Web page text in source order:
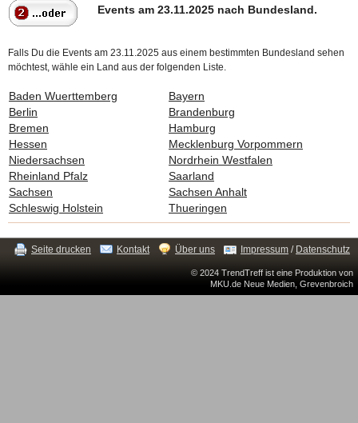
Events am 23.11.2025 nach Bundesland.
Falls Du die Events am 23.11.2025 aus einem bestimmten Bundesland sehen
möchtest, wähle ein Land aus der folgenden Liste.
Baden Wuerttemberg
Bayern
Berlin
Brandenburg
Bremen
Hamburg
Hessen
Mecklenburg Vorpommern
Niedersachsen
Nordrhein Westfalen
Rheinland Pfalz
Saarland
Sachsen
Sachsen Anhalt
Schleswig Holstein
Thueringen
Seite drucken Kontakt Über uns Impressum / Datenschutz
© 2024 TrendTreff ist eine Produktion von
MKU.de Neue Medien, Grevenbroich